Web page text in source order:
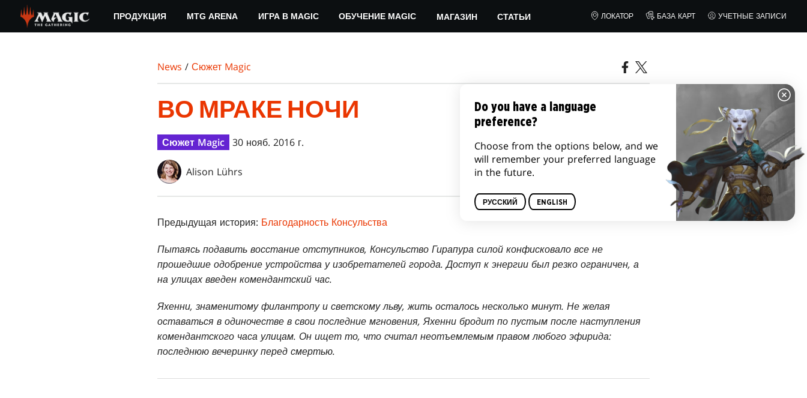
main
ПРОДУКЦИЯ MTG ARENA ИГРА В MAGIC ОБУЧЕНИЕ MAGIC МАГАЗИН СТАТЬИ ЛОКАТОР БАЗА КАРТ УЧЕТНЫЕ ЗАПИСИ
News / Сюжет Magic
ВО МРАКЕ НОЧИ
Сюжет Magic 30 нояб. 2016 г.
Alison Lührs
Предыдущая история: Благодарность Консульства
Пытаясь подавить восстание отступников, Консульство Гирапура силой конфисковало все не
прошедшие одобрение устройства у изобретателей города. Доступ к энергии был резко ограничен, а
на улицах введен комендантский час.
Яхенни, знаменитому филантропу и светскому льву, жить осталось несколько минут. Не желая
оставаться в одиночестве в свои последние мгновения, Яхенни бродит по пустым после наступления
комендантского часа улицам. Он ищет то, что считал неотъемлемым правом любого эфирида:
последнюю вечеринку перед смертью.
Do you have a language
preference?
Choose from the options below, and we
will remember your preferred language
in the future.
РУССКИЙ ENGLISH